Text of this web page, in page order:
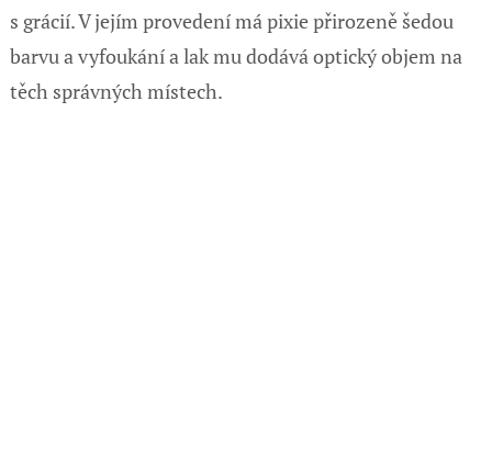
s grácií. V jejím provedení má pixie přirozeně šedou
barvu a vyfoukání a lak mu dodává optický objem na
těch správných místech.